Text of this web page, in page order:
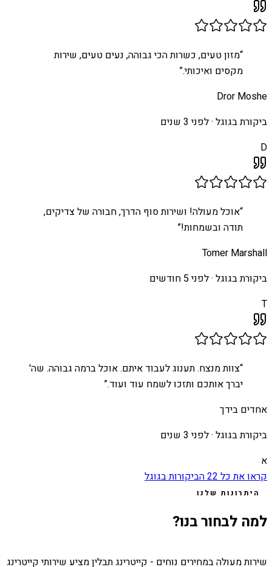
“מזון טעים, כשרות הכי גבוהה, נעים טעים, שירות
מקסים ואיכותי.”
Dror Moshe
ביקורת בגוגל ·לפני 3 שנים
D
“אוכל מעולה! ושירות סוף הדרך, חבורה של צדיקים,
תודה ובשמחות!”
Tomer Marshall
ביקורת בגוגל ·לפני 5 חודשים
T
“צוות מנצח. תענוג לעבוד איתם. אוכל ברמה גבוהה. שה'
יברך אותכם ותזכו לשמח עוד ועוד.”
אחדים בידך
ביקורת בגוגל ·לפני 3 שנים
א
קראו את כל 22הביקורות בגוגל
היתרונות שלנו
למה לבחור בנו?
שירות מעולה במחירים נוחים - קייטרינג תבלין מציע שירותי קייטרינג